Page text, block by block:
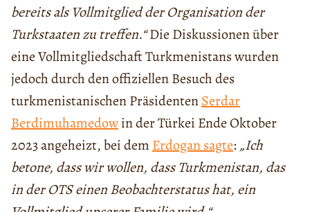
bereits als Vollmitglied der Organisation der
Turkstaaten zu treffen.“Die Diskussionen über
eine Vollmitgliedschaft Turkmenistans wurden
jedoch durch den offiziellen Besuch des
turkmenistanischen PräsidentenSerdar
Berdimuhamedowin der Türkei Ende Oktober
2023 angeheizt, bei dem Erdogan sagte: „Ich
betone, dass wir wollen, dass Turkmenistan, das
in der OTS einen Beobachterstatus hat, ein